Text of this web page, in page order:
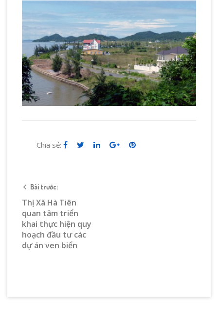
Chia sẻ:
Bài trước:
Thị Xã Hà Tiên
quan tâm triển
khai thực hiện quy
hoạch đầu tư các
dự án ven biển